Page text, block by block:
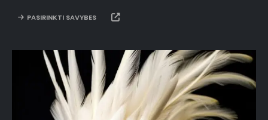
PASIRINKTI SAVYBES